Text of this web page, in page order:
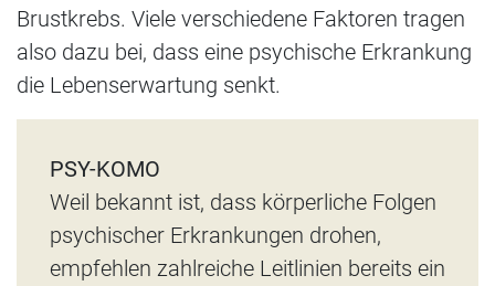
Brustkrebs. Viele verschiedene Faktoren tragen
also dazu bei, dass eine psychische Erkrankung
die Lebenserwartung senkt.
PSY-KOMO
Weil bekannt ist, dass körperliche Folgen
psychischer Erkrankungen drohen,
empfehlen zahlreiche Leitlinien bereits ein